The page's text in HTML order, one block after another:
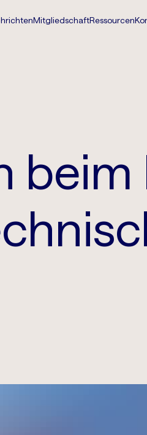
MitgliedschaftRessourcen
beim